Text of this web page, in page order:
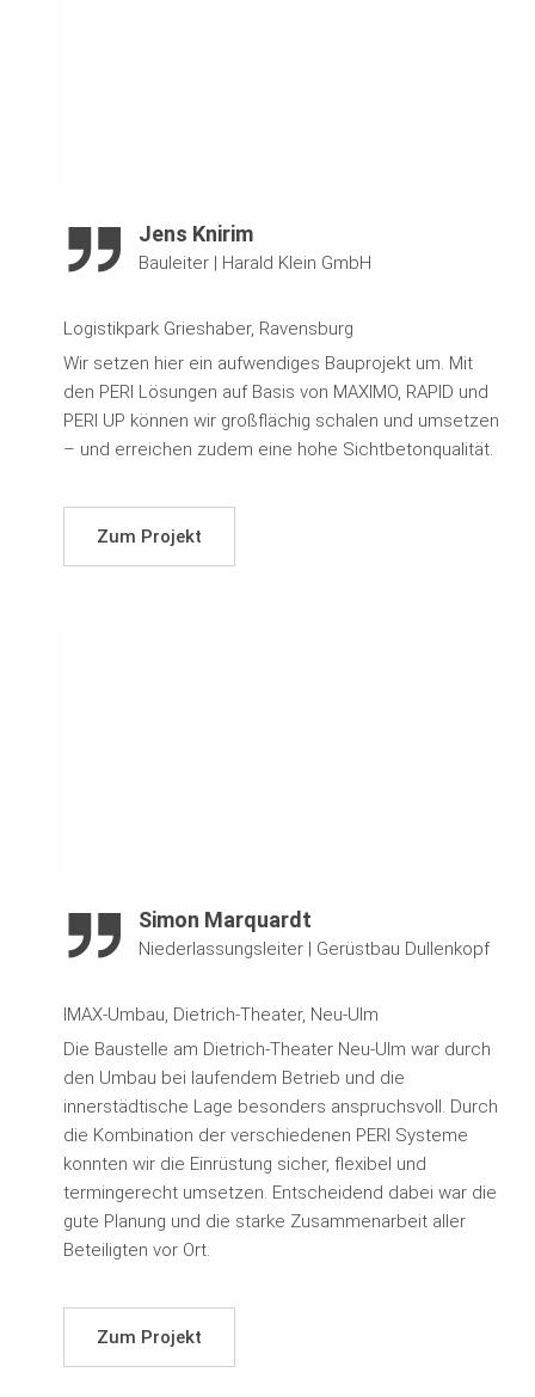
Jens Knirim
Bauleiter | Harald Klein GmbH
Logistikpark Grieshaber, Ravensburg
Wir setzen hier ein aufwendiges Bauprojekt um. Mit
den PERI Lösungen auf Basis von MAXIMO, RAPID und
PERI UP können wir großflächig schalen und umsetzen
– und erreichen zudem eine hohe Sichtbetonqualität.
Zum Projekt
Simon Marquardt
Niederlassungsleiter | Gerüstbau Dullenkopf
IMAX-Umbau, Dietrich-Theater, Neu-Ulm
Die Baustelle am Dietrich-Theater Neu-Ulm war durch
den Umbau bei laufendem Betrieb und die
innerstädtische Lage besonders anspruchsvoll. Durch
die Kombination der verschiedenen PERI Systeme
konnten wir die Einrüstung sicher, flexibel und
termingerecht umsetzen. Entscheidend dabei war die
gute Planung und die starke Zusammenarbeit aller
Beteiligten vor Ort.
Zum Projekt